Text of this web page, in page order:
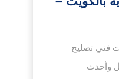
فني تصليح
وأحدث